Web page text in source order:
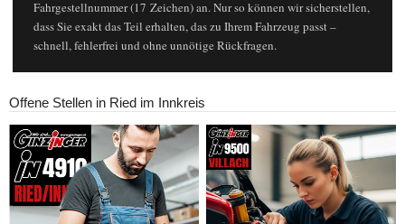
Fahrgestellnummer (17 Zeichen) an. Nur so können wir sicherstellen,
dass Sie exakt das Teil erhalten, das zu Ihrem Fahrzeug passt –
schnell, fehlerfrei und ohne unnötige Rückfragen.
Offene Stellen in Ried im Innkreis